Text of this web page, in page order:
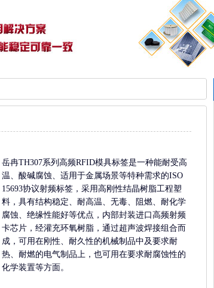
电子标签
电子标签
子标签
设备巡检
考勤签到
岳冉TH307系列高频RFID模具标签是一种能耐受高
温、酸碱腐蚀、适用于金属场景等特种需求的ISO
15693协议射频标签，采用高刚性结晶树脂工程塑
料，具有结构稳定、耐高温、无毒、阻燃、耐化学
腐蚀、绝缘性能好等优点，内部封装进口高频射频
卡芯片，经灌充环氧树脂，通过超声波焊接组合而
成，可用在刚性、耐久性的机械制品中及要求耐
热、耐燃的电气制品上，也可用在要求耐腐蚀性的
化学装置等方面。